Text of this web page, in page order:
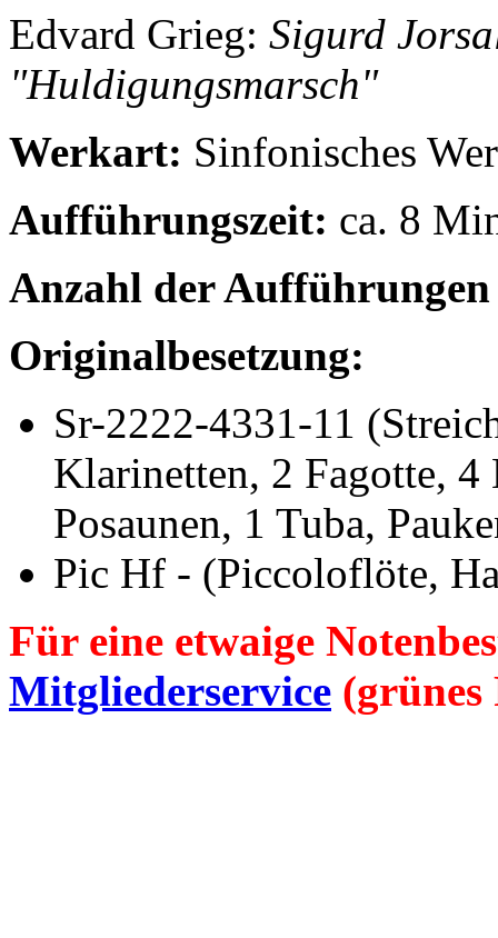
Edvard Grieg: Sigurd
"Huldigungsmarsch"
Werkart: Sinfonisches
Aufführungszeit: ca. 8
Anzahl der
Originalbesetzung:
Sr-2222-4331-11
Klarinetten, 2 Fagotte, 4
Posaunen, 1 Tuba,
Pic Hf - (Piccoloflöte,
Für eine etwaige
Mitgliederservice (grünes